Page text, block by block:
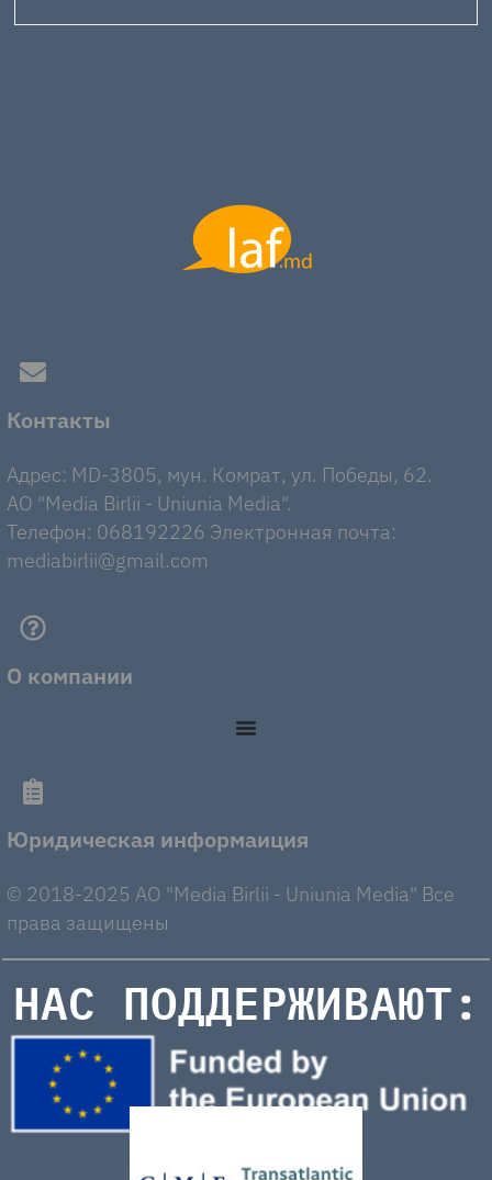
Контакты
Адрес: MD-3805, мун. Комрат, ул. Победы, 62.
AO "Media Birlii - Uniunia Media".
Телефон: 068192226 Электронная почта:
mediabirlii@gmail.com
О компании
Юридическая информаиция
© 2018-2025 AO "Media Birlii - Uniunia Media" Все
права защищены
НАС ПОДДЕРЖИВАЮТ: